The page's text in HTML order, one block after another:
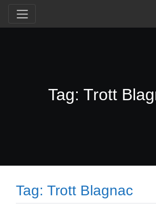
Tag: Trott
Tag: Trott Blagnac